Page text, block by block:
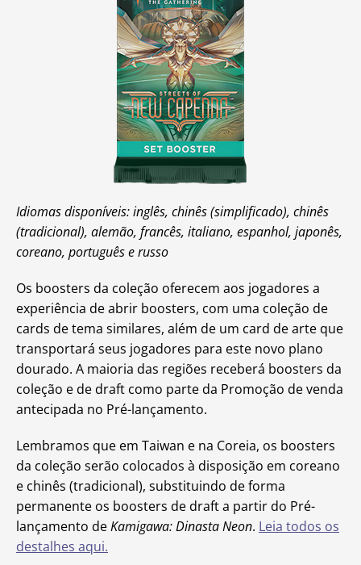
Idiomas disponíveis: inglês, chinês (simplificado), chinês
(tradicional), alemão, francês, italiano, espanhol, japonês,
coreano, português e russo
Os boosters da coleção oferecem aos jogadores a
experiência de abrir boosters, com uma coleção de
cards de tema similares, além de um card de arte que
transportará seus jogadores para este novo plano
dourado. A maioria das regiões receberá boosters da
coleção e de draft como parte da Promoção de venda
antecipada no Pré-lançamento.
Lembramos que em Taiwan e na Coreia, os boosters
da coleção serão colocados à disposição em coreano
e chinês (tradicional), substituindo de forma
permanente os boosters de draft a partir do Pré-
lançamento deKamigawa: Dinasta Neon. Leia todos os
destalhes aqui.